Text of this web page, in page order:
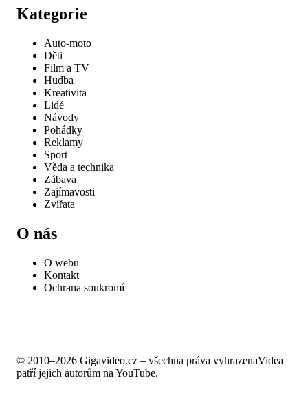
Kategorie
Auto-moto
Děti
Film a TV
Hudba
Kreativita
Lidé
Návody
Pohádky
Reklamy
Sport
Věda a technika
Zábava
Zajímavosti
Zvířata
O nás
O webu
Kontakt
Ochrana soukromí
© 2010–2026 Gigavideo.cz – všechna práva vyhrazenaVidea
patří jejich autorům na YouTube.